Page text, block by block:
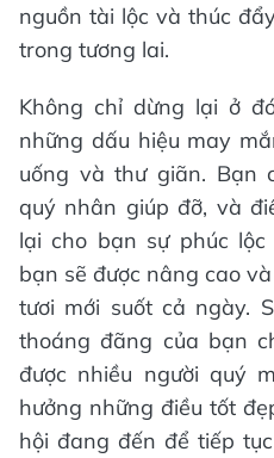
nguồn tài lộc và thúc
trong tương lai.
Không chỉ dừng lại ở
những dấu hiệu may
uống và thư giãn. Bạn
quý nhân giúp đỡ, và
lại cho bạn sự phúc
bạn sẽ được nâng cao
tươi mới suốt cả ngày.
thoáng đãng của bạn
được nhiều người quý
hưởng những điều tốt
hội đang đến để tiếp